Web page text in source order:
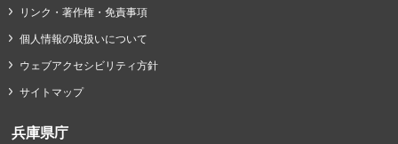
リンク・著作権・免責事項
個人情報の取扱いについて
ウェブアクセシビリティ方針
サイトマップ
兵庫県庁